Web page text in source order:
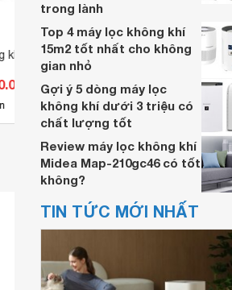
khí Airvita
đ
Máy lọc không khí
Giá từ 1.435.000
Có 38 nơi bán
trong lành
Top 4 máy lọc không khí
15m2 tốt nhất cho không
gian nhỏ
Gợi ý 5 dòng máy lọc
không khí dưới 3 triệu có
chất lượng tốt
Review máy lọc không khí
Midea Map-210gc46 có tốt
không?
TIN TỨC MỚI NHẤT